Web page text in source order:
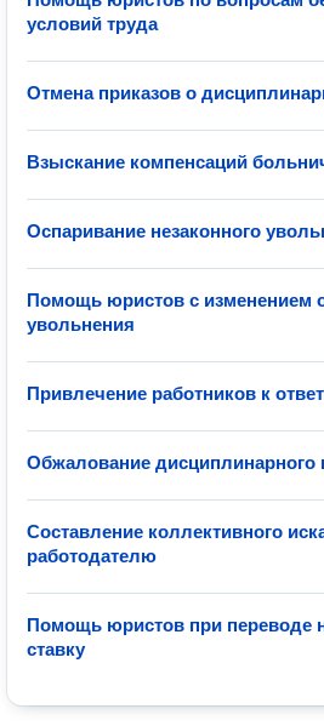
условий труда
Отмена приказов о
Взыскание компенсаций
Оспаривание незаконного
Помощь юристов с изменением
увольнения
Привлечение работников к
Обжалование дисциплинарного
Составление коллективного
работодателю
Помощь юристов при переводе
ставку